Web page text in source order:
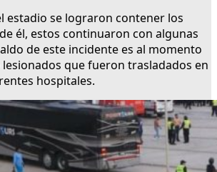
estadio se lograron contener los
él, estos continuaron con algunas
de este incidente es al momento
que fueron trasladados en
hospitales.